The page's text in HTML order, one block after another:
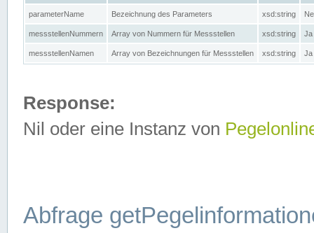
parameterName Bezeichnung des Parameters xsd:string
messstellenNummern Array von Nummern für Messstellen xsd:string Ja
messstellenNamen Array von Bezeichnungen für Messstellen xsd:string Ja
Response:
Nil oder eine Instanz von
Abfrage